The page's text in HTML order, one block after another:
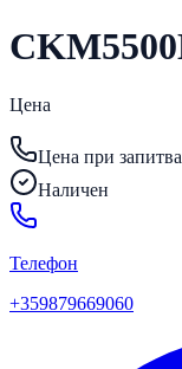
Цена
Цена при
Наличен
Телефон
+359879669060